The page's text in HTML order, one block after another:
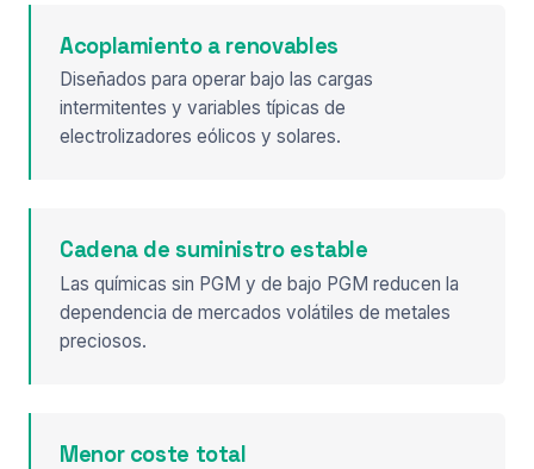
Acoplamiento a renovables
Diseñados para operar bajo las cargas
intermitentes y variables típicas de
electrolizadores eólicos y solares.
Cadena de suministro estable
Las químicas sin PGM y de bajo PGM reducen la
dependencia de mercados volátiles de metales
preciosos.
Menor coste total